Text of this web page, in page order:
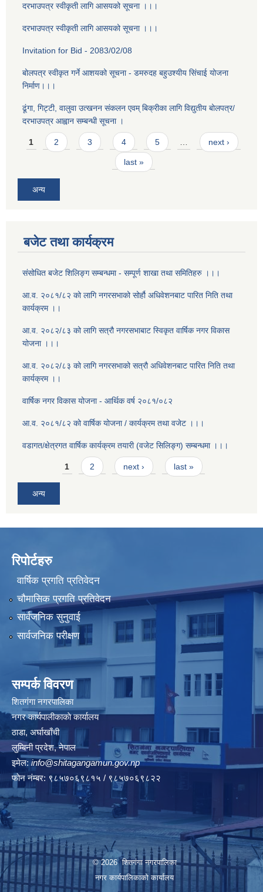
दरभाउपत्र स्वीकृती लागि आसयको सूचना ।।।
दरभाउपत्र स्वीकृती लागि आसयको सूचना ।।।
Invitation for Bid - 2083/02/08
बोलपत्र स्वीकृत गर्ने आशयको सूचना - डमरुदह बहुउश्यीय सिंचाई योजना
निर्माण।।।
ढूंगा, गिट्टी, वालुवा उत्खनन संकलन एवम् बिक्रीका लागि विद्युतीय बोलपत्र/
दरभाउपत्र आह्वान सम्बन्धी सूचना ।
Pages
1 2 3 4 5 … next ›
last »
अन्य
बजेट तथा कार्यक्रम
संसोधित बजेट शिलिङ्ग सम्बन्धमा - सम्पूर्ण शाखा तथा समितिहरु ।।।
आ.व. २०८१/८२ को लागि नगरसभाको सोर्हौ अधिवेशनबाट पारित निति तथा
कार्यक्रम ।।
आ.व. २०८२/८३ को लागि सत्रौ नगरसभाबाट स्विकृत वार्षिक नगर विकास
योजना ।।।
आ.व. २०८२/८३ को लागि नगरसभाको सत्रौ अधिवेशनबाट पारित निति तथा
कार्यक्रम ।।
वार्षिक नगर विकास योजना - आर्थिक वर्ष २०८१/०८२
आ.व. २०८१/८२ को वार्षिक योजना / कार्यक्रम तथा वजेट ।।।
वडागत/क्षेत्रगत वार्षिक कार्यक्रम तयारी (वजेट सिलिङ्ग) सम्बन्धमा ।।।
Pages1 2 next › last »
अन्य
रिपोर्टहरु
वार्षिक प्रगति प्रतिवेदन
चौमासिक प्रगति प्रतिवेदन
सार्वजनिक सुनुवाई
सार्वजनिक परीक्षण
सम्पर्क विवरण
शितगंगा नगरपालिका
नगर कार्यपालीकाकाे कार्यालय
ठाडा, अर्घाखाँची
लुम्बिनी प्रदेश, नेपाल
इमेल: info@shitagangamun.gov.np
फोन नंम्बर: ९८५७०६९८१५ / ९८५७०६९८२२
© 2026 शितगंगा नगरपालिका
नगर कार्यपालिकाकाे कार्यालय